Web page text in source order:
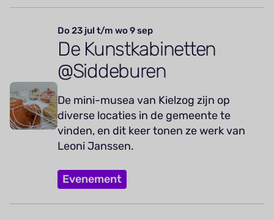
Do 23 jul t/m wo 9 sep
De Kunstkabinetten
@Siddeburen
De mini-musea van Kielzog zijn op
diverse locaties in de gemeente te
vinden, en dit keer tonen ze werk van
Leoni Janssen.
Evenement